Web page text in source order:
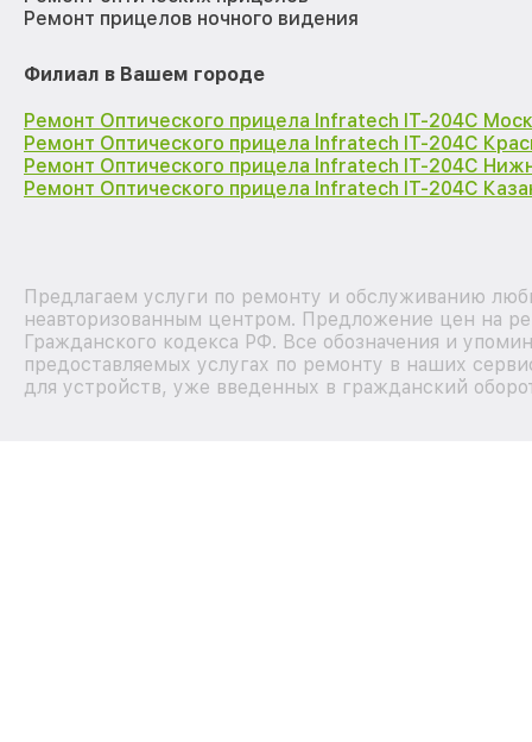
Ремонт прицелов ночного видения
Филиал в Вашем городе
Ремонт Оптического прицела Infratech IT-204C
Ремонт Оптического прицела Infratech IT-204C
Ремонт Оптического прицела Infratech IT-204C
Ремонт Оптического прицела Infratech IT-204C
Предлагаем услуги по ремонту и обслуживанию
неавторизованным центром. Предложение цен на
Гражданского кодекса РФ. Все обозначения и
предоставляемых услугах по ремонту в наших
для устройств, уже введенных в гражданский